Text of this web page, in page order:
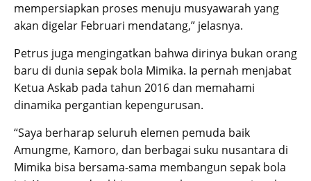
mempersiapkan proses menuju musyawarah yang
akan digelar Februari mendatang,” jelasnya.
Petrus juga mengingatkan bahwa dirinya bukan orang
baru di dunia sepak bola Mimika. Ia pernah menjabat
Ketua Askab pada tahun 2016 dan memahami
dinamika pergantian kepengurusan.
“Saya berharap seluruh elemen pemuda baik
Amungme, Kamoro, dan berbagai suku nusantara di
Mimika bisa bersama-sama membangun sepak bola